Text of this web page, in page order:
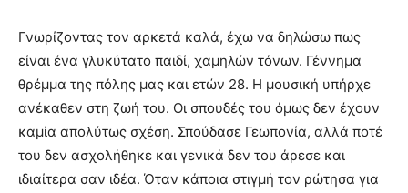
Γνωρίζοντας τον αρκετά καλά, έχω να δηλώσω πως
είναι ένα γλυκύτατο παιδί, χαμηλών τόνων. Γέννημα
θρέμμα της πόλης μας και ετών 28. Η μουσική υπήρχε
ανέκαθεν στη ζωή του. Οι σπουδές του όμως δεν έχουν
καμία απολύτως σχέση. Σπούδασε Γεωπονία, αλλά ποτέ
του δεν ασχολήθηκε και γενικά δεν του άρεσε και
ιδιαίτερα σαν ιδέα. Όταν κάποια στιγμή τον ρώτησα για